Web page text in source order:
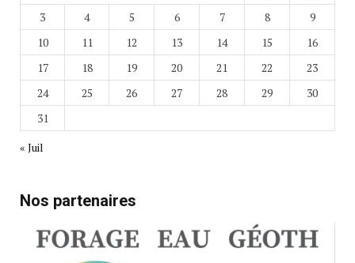
3
4 5 6 7 8
9
10
11 12 13 14 15
16
17
18 19 20 21 22
23
24
25 26 27 28 29
30
31
« Juil
Nos partenaires